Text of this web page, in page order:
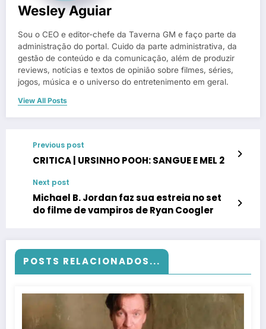
Wesley Aguiar
Sou o CEO e editor-chefe da Taverna GM e faço parte da
administração do portal. Cuido da parte administrativa, da
gestão de conteúdo e da comunicação, além de produzir
reviews, notícias e textos de opinião sobre filmes, séries,
jogos, música e o universo do entretenimento em geral.
View All Posts
Previous post
CRITICA | URSINHO POOH: SANGUE E MEL 2
Next post
Michael B. Jordan faz sua estreia no set
do filme de vampiros de Ryan Coogler
POSTS RELACIONADOS...